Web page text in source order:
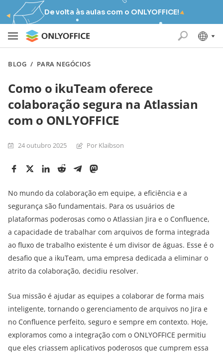
De volta às aulas com o ONLYOFFICE!
BLOG / PARA NEGÓCIOS
Como o ikuTeam oferece
colaboração segura na Atlassian
com o ONLYOFFICE
24 outubro 2025 Por Klaibson
No mundo da colaboração em equipe, a eficiência e a
segurança são fundamentais. Para os usuários de
plataformas poderosas como o Atlassian Jira e o Confluence,
a capacidade de trabalhar com arquivos de forma integrada
ao fluxo de trabalho existente é um divisor de águas. Esse é o
desafio que a ikuTeam, uma empresa dedicada a eliminar o
atrito da colaboração, decidiu resolver.
Sua missão é ajudar as equipes a colaborar de forma mais
inteligente, tornando o gerenciamento de arquivos no Jira e
no Confluence perfeito, seguro e sempre em contexto. Hoje,
exploramos como a integração com o ONLYOFFICE permitiu
que eles criassem aplicativos poderosos que cumprem essa